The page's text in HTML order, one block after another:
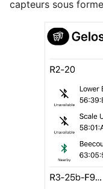
capteurs sous